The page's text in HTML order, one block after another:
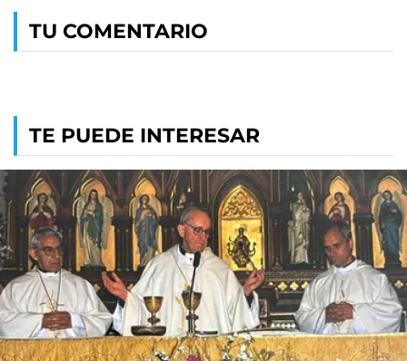
TU COMENTARIO
TE PUEDE INTERESAR